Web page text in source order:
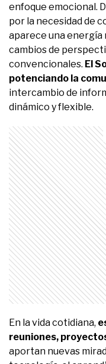
enfoque emocional.
por la necesidad de
aparece una energía
cambios de
convencionales. El
potenciando la
intercambio de
dinámico y flexible.
En la vida cotidiana,
reuniones,
aportan nuevas